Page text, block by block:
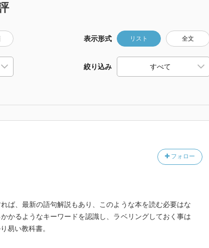
表示形式 リスト 全文
絞り込み
フォロー
ば、最新の語句解説もあり、このような本を読む必要はな
かるようなキーワードを認識し、ラベリングしておく事は
易い教科書。